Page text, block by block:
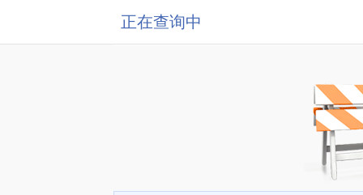
正在查询中